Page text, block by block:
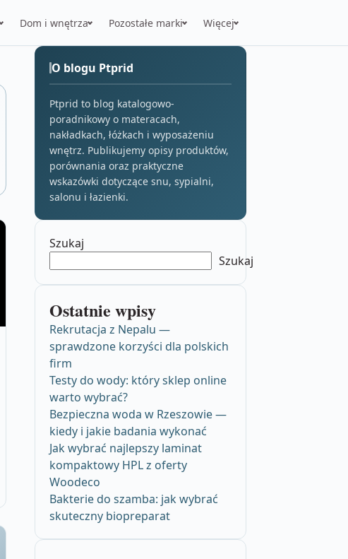
Dom i wnętrza Pozostałe marki Więcej
O blogu Ptprid
Ptprid to blog katalogowo-
poradnikowy o materacach,
nakładkach, łóżkach i wyposażeniu
wnętrz. Publikujemy opisy produktów,
porównania oraz praktyczne
wskazówki dotyczące snu, sypialni,
salonu i łazienki.
Szukaj
Szukaj
Ostatnie wpisy
Rekrutacja z Nepalu —
sprawdzone korzyści dla polskich
firm
Testy do wody: który sklep online
warto wybrać?
Bezpieczna woda w Rzeszowie —
kiedy i jakie badania wykonać
Jak wybrać najlepszy laminat
kompaktowy HPL z oferty
Woodeco
Bakterie do szamba: jak wybrać
skuteczny biopreparat